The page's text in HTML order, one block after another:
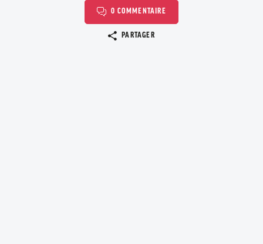
0 COMMENTAIRE
PARTAGER